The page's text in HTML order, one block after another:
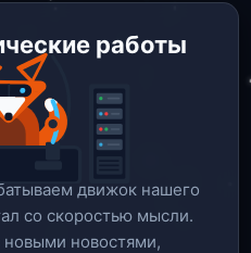
работы
движок нашего
со скоростью мысли.
новостями,